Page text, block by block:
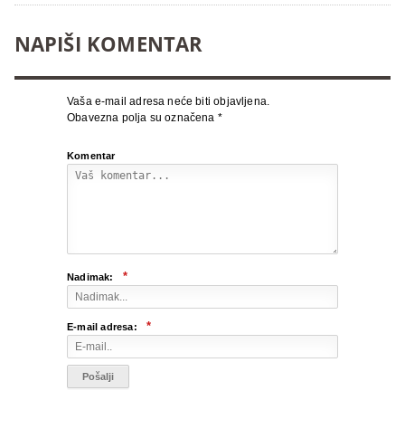
NAPIŠI KOMENTAR
Vaša e-mail adresa neće biti objavljena.
Obavezna polja su označena *
Komentar
Nadimak: *
E-mail adresa: *